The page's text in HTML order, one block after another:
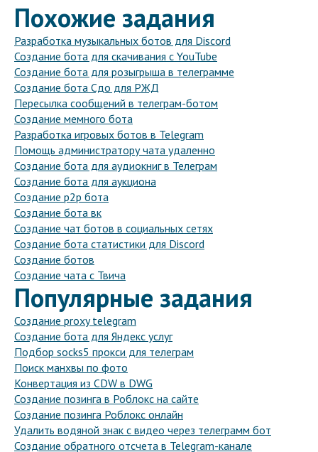
Похожие задания
Разработка музыкальных ботов для Discord
Создание бота для скачивания с YouTube
Создание бота для розыгрыша в телеграмме
Создание бота Сдо для РЖД
Пересылка сообщений в телеграм-ботом
Создание мемного бота
Разработка игровых ботов в Telegram
Помощь администратору чата удаленно
Создание бота для аудиокниг в Телеграм
Создание бота для аукциона
Создание p2p бота
Создание бота вк
Создание чат ботов в социальных сетях
Создание бота статистики для Discord
Создание ботов
Создание чата с Твича
Популярные задания
Создание proxy telegram
Создание бота для Яндекс услуг
Подбор socks5 прокси для телеграм
Поиск манхвы по фото
Конвертация из CDW в DWG
Создание позинга в Роблокс на сайте
Создание позинга Роблокс онлайн
Удалить водяной знак с видео через телеграмм бот
Создание обратного отсчета в Telegram-канале